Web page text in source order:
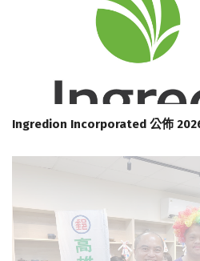
Ingredion Incorporated 公佈